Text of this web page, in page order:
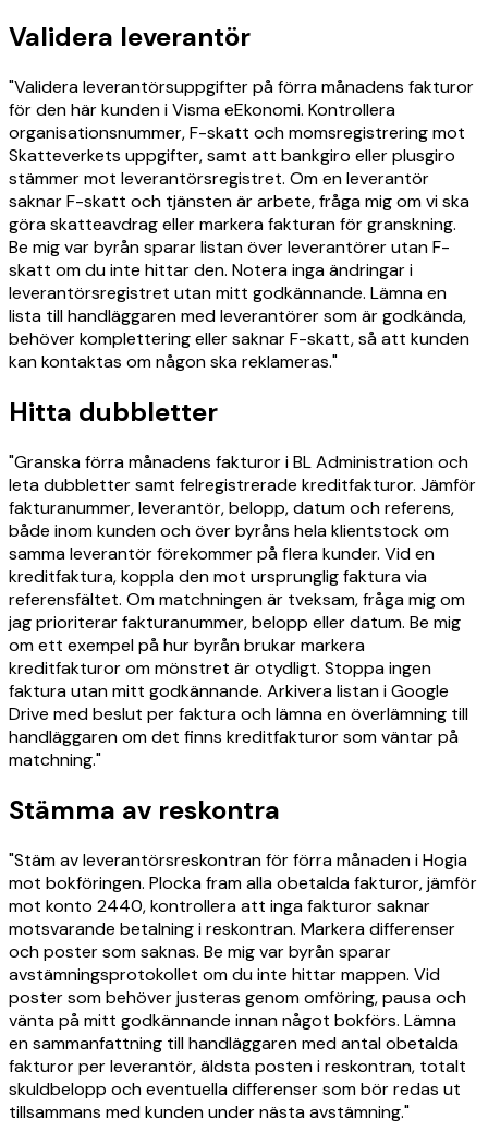
Validera leverantör
"Validera leverantörsuppgifter på förra månadens fakturor
för den här kunden i Visma eEkonomi. Kontrollera
organisationsnummer, F-skatt och momsregistrering mot
Skatteverkets uppgifter, samt att bankgiro eller plusgiro
stämmer mot leverantörsregistret. Om en leverantör
saknar F-skatt och tjänsten är arbete, fråga mig om vi ska
göra skatteavdrag eller markera fakturan för granskning.
Be mig var byrån sparar listan över leverantörer utan F-
skatt om du inte hittar den. Notera inga ändringar i
leverantörsregistret utan mitt godkännande. Lämna en
lista till handläggaren med leverantörer som är godkända,
behöver komplettering eller saknar F-skatt, så att kunden
kan kontaktas om någon ska reklameras."
Hitta dubbletter
"Granska förra månadens fakturor i BL Administration och
leta dubbletter samt felregistrerade kreditfakturor. Jämför
fakturanummer, leverantör, belopp, datum och referens,
både inom kunden och över byråns hela klientstock om
samma leverantör förekommer på flera kunder. Vid en
kreditfaktura, koppla den mot ursprunglig faktura via
referensfältet. Om matchningen är tveksam, fråga mig om
jag prioriterar fakturanummer, belopp eller datum. Be mig
om ett exempel på hur byrån brukar markera
kreditfakturor om mönstret är otydligt. Stoppa ingen
faktura utan mitt godkännande. Arkivera listan i Google
Drive med beslut per faktura och lämna en överlämning till
handläggaren om det finns kreditfakturor som väntar på
matchning."
Stämma av reskontra
"Stäm av leverantörsreskontran för förra månaden i Hogia
mot bokföringen. Plocka fram alla obetalda fakturor, jämför
mot konto 2440, kontrollera att inga fakturor saknar
motsvarande betalning i reskontran. Markera differenser
och poster som saknas. Be mig var byrån sparar
avstämningsprotokollet om du inte hittar mappen. Vid
poster som behöver justeras genom omföring, pausa och
vänta på mitt godkännande innan något bokförs. Lämna
en sammanfattning till handläggaren med antal obetalda
fakturor per leverantör, äldsta posten i reskontran, totalt
skuldbelopp och eventuella differenser som bör redas ut
tillsammans med kunden under nästa avstämning."